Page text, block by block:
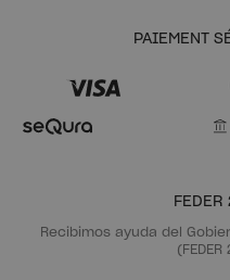
PAIEMENT
Recibimos ayuda del